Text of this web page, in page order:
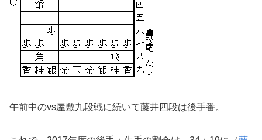
午前中のvs屋敷九段戦に続いて藤井四段は後手番。